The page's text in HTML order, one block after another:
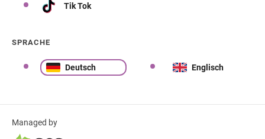
Tik Tok
SPRACHE
Deutsch Englisch
Managed by